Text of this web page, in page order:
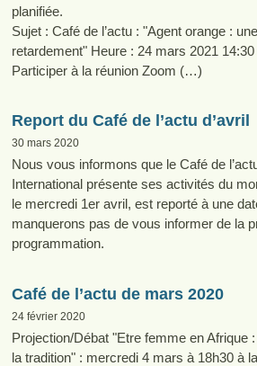
planifiée.
Sujet : Café de l’actu : "Agent orange :
retardement" Heure : 24 mars 2021
Participer à la réunion Zoom (…)
Report du Café de l’actu d’avril
30 mars 2020
Nous vous informons que le Café de
International présente ses activités du
le mercredi 1er avril, est reporté à une
manquerons pas de vous informer de la
programmation.
Café de l’actu de mars 2020
24 février 2020
Projection/Débat "Etre femme en Afrique
la tradition" : mercredi 4 mars à 18h30 à